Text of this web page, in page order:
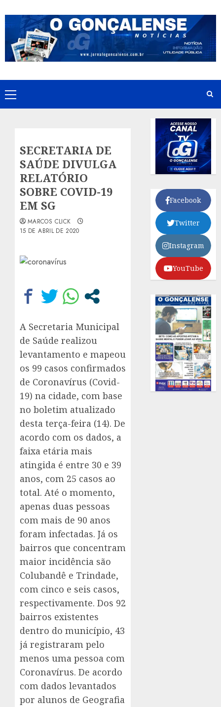
to
content
Primary
Menu
SECRETARIA DE
SAÚDE DIVULGA
RELATÓRIO
SOBRE COVID-19
EM SG
MARCOS CLICK
15 DE ABRIL DE 2020
A Secretaria Municipal
de Saúde realizou
levantamento e mapeou
os 99 casos confirmados
de Coronavírus (Covid-
19) na cidade, com base
no boletim atualizado
desta terça-feira (14). De
acordo com os dados, a
faixa etária mais
atingida é entre 30 e 39
anos, com 25 casos ao
total. Até o momento,
apenas duas pessoas
com mais de 90 anos
foram infectadas. Já os
bairros que concentram
maior incidência são
Colubandê e Trindade,
com cinco e seis casos,
respectivamente. Dos 92
bairros existentes
dentro do município, 43
já registraram pelo
menos uma pessoa com
Coronavírus. De acordo
com dados levantados
por alunos de Geografia
Facebook
Twitter
Instagram
YouTube